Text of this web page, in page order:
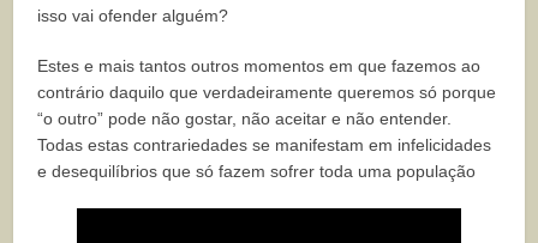
isso vai ofender alguém?
Estes e mais tantos outros momentos em que fazemos ao
contrário daquilo que verdadeiramente queremos só porque
“o outro” pode não gostar, não aceitar e não entender.
Todas estas contrariedades se manifestam em infelicidades
e desequilíbrios que só fazem sofrer toda uma população